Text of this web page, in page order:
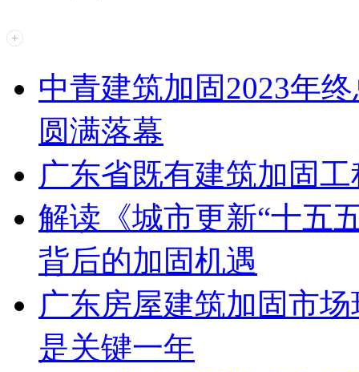
中青建筑加固2023年
圆满落幕
广东省既有建筑加固
解读《城市更新“十五
背后的加固机遇
广东房屋建筑加固市
是关键一年